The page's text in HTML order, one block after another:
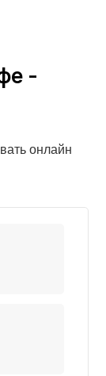
-
онлайн